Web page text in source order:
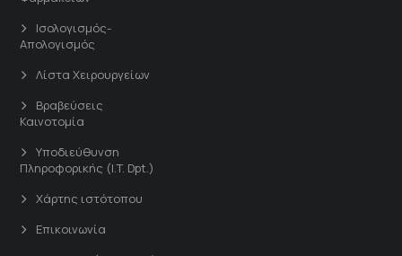
Ισολογισμός-
Απολογισμός
Λίστα Χειρουργείων
Βραβεύσεις
Καινοτομία
Υποδιεύθυνση
Πληροφορικής (I.T. Dpt.)
Χάρτης ιστότοπου
Επικοινωνία